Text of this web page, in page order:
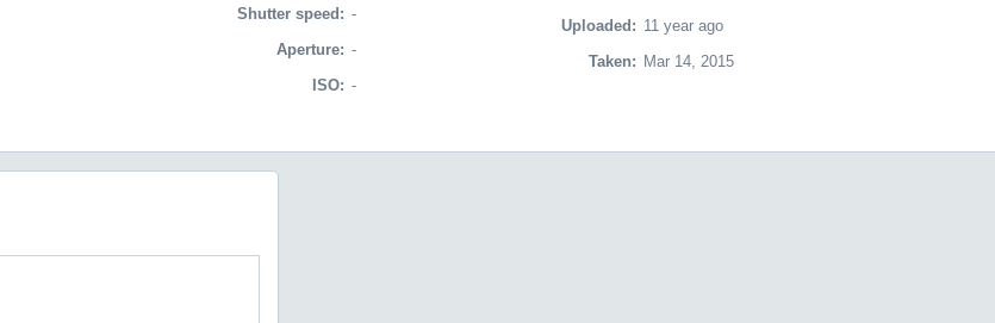
Shutter speed: -
Aperture: -
ISO: -
Uploaded: 11 year ago
Taken: Mar 14, 2015